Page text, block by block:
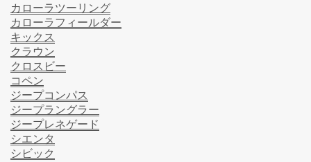
カローラツーリング
カローラフィールダー
キックス
クラウン
クロスビー
コペン
ジープコンパス
ジープラングラー
ジープレネゲード
シエンタ
シビック